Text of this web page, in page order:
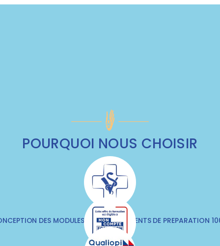
POURQUOI NOUS CHOISIR
DES MODULES & DES DOCUMENTS DE PREPARATION
VÉTÉRINAIRES